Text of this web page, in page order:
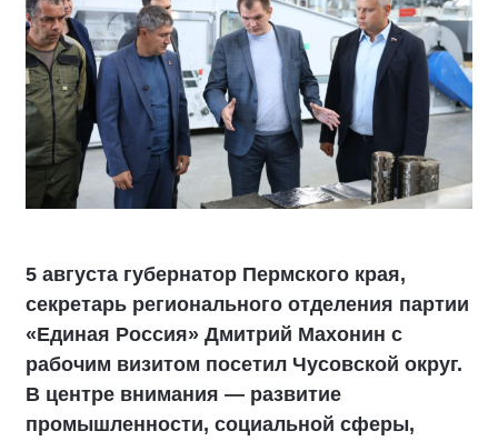
5 августа губернатор Пермского края,
секретарь регионального отделения партии
«Единая Россия» Дмитрий Махонин с
рабочим визитом посетил Чусовской округ.
В центре внимания — развитие
промышленности, социальной сферы,